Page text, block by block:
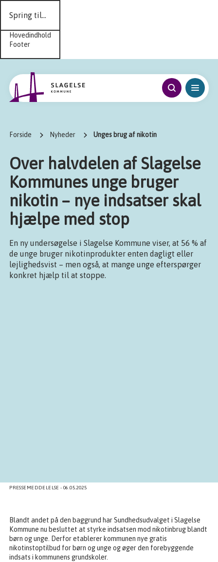
Spring til...
Hovedindhold
Footer
Forside Nyheder Unges brug af nikotin
Over halvdelen af Slagelse
Kommunes unge bruger
nikotin – nye indsatser skal
hjælpe med stop
En ny undersøgelse i Slagelse Kommune viser, at 56 % af
de unge bruger nikotinprodukter enten dagligt eller
lejlighedsvist – men også, at mange unge efterspørger
konkret hjælp til at stoppe.
PRESSEMEDDELELSE - 06.05.2025
Blandt andet på den baggrund har Sundhedsudvalget i Slagelse
Kommune nu besluttet at styrke indsatsen mod nikotinbrug blandt
børn og unge. Derfor etablerer kommunen nye gratis
nikotinstoptilbud for børn og unge og øger den forebyggende
indsats i kommunens grundskoler.